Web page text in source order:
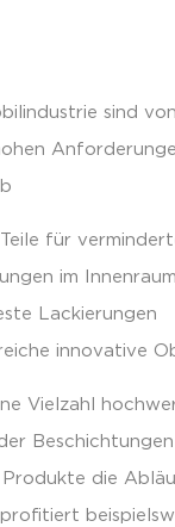
sind
für
im Innenraum
Lackierungen
innovative
Vielzahl
die